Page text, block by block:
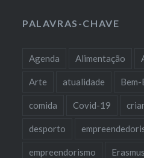
PALAVRAS-CHAVE
Agenda Alimentação
Arte atualidade
comida Covid-19
desporto
empreendorismo Erasmus